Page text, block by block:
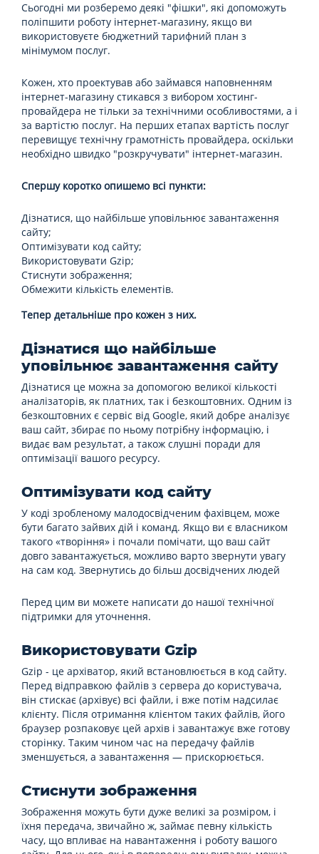
Сьогодні ми розберемо деякі "фішки", які допоможуть
поліпшити роботу інтернет-магазину, якщо ви
використовуєте бюджетний тарифний план з
мінімумом послуг.
Кожен, хто проектував або займався наповненням
інтернет-магазину стикався з вибором хостинг-
провайдера не тільки за технічними особливостями, а і
за вартістю послуг. На перших етапах вартість послуг
перевищує технічну грамотність провайдера, оскільки
необхідно швидко "розкручувати" інтернет-магазин.
Спершу коротко опишемо всі пункти:
Дізнатися, що найбільше уповільнює завантаження
сайту;
Оптимізувати код сайту;
Використовувати Gzip;
Стиснути зображення;
Обмежити кількість елементів.
Тепер детальніше про кожен з них.
Дізнатися що найбільше
уповільнює завантаження сайту
Дізнатися це можна за допомогою великої кількості
аналізаторів, як платних, так і безкоштовних. Одним із
безкоштовних є сервіс від Google, який добре аналізує
ваш сайт, збирає по ньому потрібну інформацію, і
видає вам результат, а також слушні поради для
оптимізації вашого ресурсу.
Оптимізувати код сайту
У коді зробленому малодосвідченим фахівцем, може
бути багато зайвих дій і команд. Якщо ви є власником
такого «творіння» і почали помічати, що ваш сайт
довго завантажується, можливо варто звернути увагу
на сам код. Звернутись до більш досвідчених людей
Перед цим ви можете написати до нашої технічної
підтримки для уточнення.
Використовувати Gzip
Gzip - це архіватор, який встановлюється в код сайту.
Перед відправкою файлів з сервера до користувача,
він стискає (архівує) всі файли, і вже потім надсилає
клієнту. Після отримання клієнтом таких файлів, його
браузер розпаковує цей архів і завантажує вже готову
сторінку. Таким чином час на передачу файлів
зменшується, а завантаження — прискорюється.
Стиснути зображення
Зображення можуть бути дуже великі за розміром, і
їхня передача, звичайно ж, займає певну кількість
часу, що впливає на навантаження і роботу вашого